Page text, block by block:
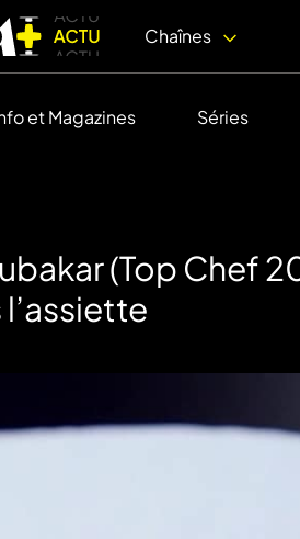
Chaînes
et Magazines Séries
(Top Chef